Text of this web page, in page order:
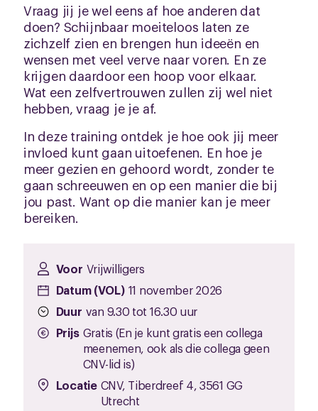
Vraag jij je wel eens af hoe anderen dat
doen? Schijnbaar moeiteloos laten ze
zichzelf zien en brengen hun ideeën en
wensen met veel verve naar voren. En ze
krijgen daardoor een hoop voor elkaar.
Wat een zelfvertrouwen zullen zij wel niet
hebben, vraag je je af.
In deze training ontdek je hoe ook jij meer
invloed kunt gaan uitoefenen. En hoe je
meer gezien en gehoord wordt, zonder te
gaan schreeuwen en op een manier die bij
jou past. Want op die manier kan je meer
bereiken.
Voor Vrijwilligers
Datum (VOL) 11 november 2026
Duur van 9.30 tot 16.30 uur
Prijs Gratis (En je kunt gratis een collega
meenemen, ook als die collega geen
CNV-lid is)
Locatie CNV, Tiberdreef 4, 3561 GG
Utrecht